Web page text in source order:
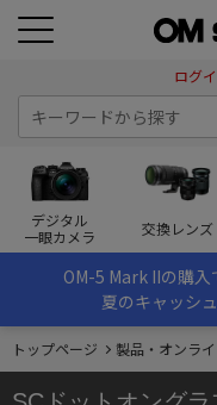
ログ
デジタル
一眼カメラ
交換レンズ
OM-5 Mark IIの購入
夏のキャッシ
トップページ 製品・オンラ